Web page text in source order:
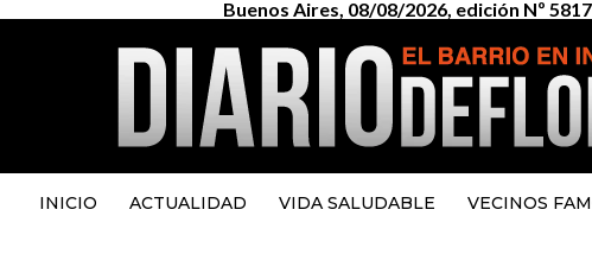
Buenos Aires, 08/08/2026, edición Nº 5817
INICIO ACTUALIDAD VIDA SALUDABLE VECINOS